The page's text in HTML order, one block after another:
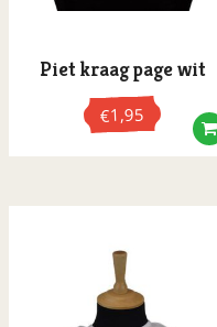
Mijters
Pieten kostuums
Sieraden
Versiering
St.Patrick's Day
Piet kraag page wit
€1,95